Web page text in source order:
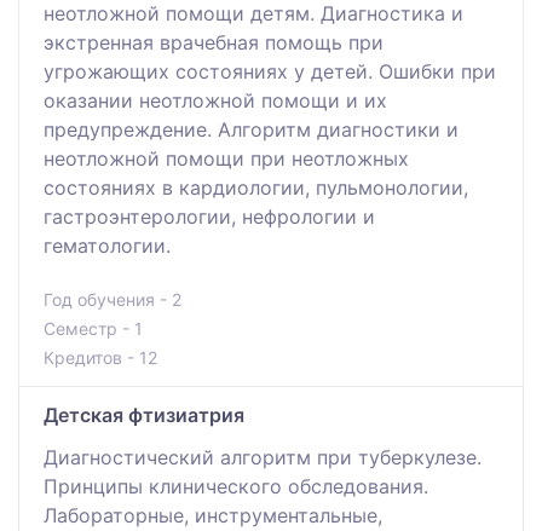
неотложной помощи детям. Диагностика и
экстренная врачебная помощь при
угрожающих состояниях у детей. Ошибки при
оказании неотложной помощи и их
предупреждение. Алгоритм диагностики и
неотложной помощи при неотложных
состояниях в кардиологии, пульмонологии,
гастроэнтерологии, нефрологии и
гематологии.
Год обучения - 2
Семестр - 1
Кредитов - 12
Детская фтизиатрия
Диагностический алгоритм при туберкулезе.
Принципы клинического обследования.
Лабораторные, инструментальные,